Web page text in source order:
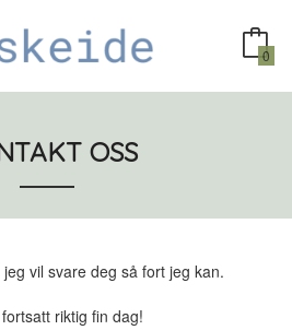
0
OSS
vil svare deg så fort jeg kan.
riktig fin dag!